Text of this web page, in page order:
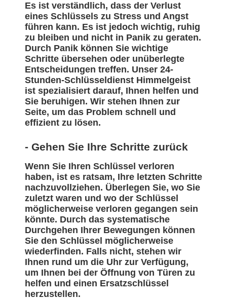
Es ist verständlich, dass der Verlust
eines Schlüssels zu Stress und Angst
führen kann. Es ist jedoch wichtig, ruhig
zu bleiben und nicht in Panik zu geraten.
Durch Panik können Sie wichtige
Schritte übersehen oder unüberlegte
Entscheidungen treffen. Unser 24-
Stunden-Schlüsseldienst Himmelgeist
ist spezialisiert darauf, Ihnen helfen und
Sie beruhigen. Wir stehen Ihnen zur
Seite, um das Problem schnell und
effizient zu lösen.
- Gehen Sie Ihre Schritte zurück
Wenn Sie Ihren Schlüssel verloren
haben, ist es ratsam, Ihre letzten Schritte
nachzuvollziehen. Überlegen Sie, wo Sie
zuletzt waren und wo der Schlüssel
möglicherweise verloren gegangen sein
könnte. Durch das systematische
Durchgehen Ihrer Bewegungen können
Sie den Schlüssel möglicherweise
wiederfinden. Falls nicht, stehen wir
Ihnen rund um die Uhr zur Verfügung,
um Ihnen bei der Öffnung von Türen zu
helfen und einen Ersatzschlüssel
herzustellen.